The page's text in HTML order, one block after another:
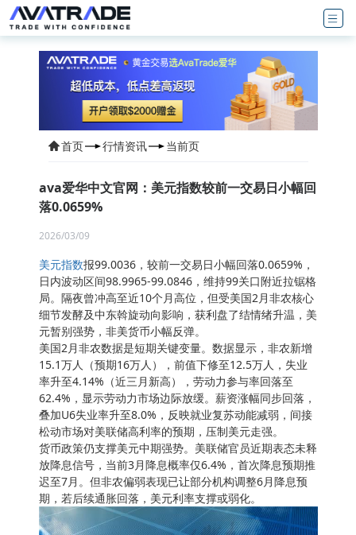
首页 行情资讯 当前页
ava爱华中文官网：美元指数较前一交易日小幅回
落0.0659%
2026/03/09
美元指数报99.0036，较前一交易日小幅回落0.0659%，
日内波动区间98.9965-99.0846，维持99关口附近拉锯格
局。隔夜曾冲高至近10个月高位，但受美国2月非农核心
细节发酵及中东斡旋动向影响，获利盘了结情绪升温，美
元暂别强势，非美货币小幅反弹。
美国2月非农数据是短期关键变量。数据显示，非农新增
15.1万人（预期16万人），前值下修至12.5万人，失业
率升至4.14%（近三月新高），劳动力参与率回落至
62.4%，显示劳动力市场边际放缓。薪资涨幅同步回落，
叠加U6失业率升至8.0%，反映就业复苏动能减弱，间接
松动市场对美联储高利率的预期，压制美元走强。
货币政策仍支撑美元中期强势。美联储官员近期表态未释
放降息信号，当前3月降息概率仅6.4%，首次降息预期推
迟至7月。但非农偏弱表现已让部分机构调整6月降息预
期，若后续通胀回落，美元利率支撑或弱化。